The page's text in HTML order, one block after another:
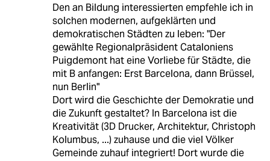
Den an Bildung interessierten empfehle ich in
solchen modernen, aufgeklärten und
demokratischen Städten zu leben: "Der
gewählte Regionalpräsident Cataloniens
Puigdemont hat eine Vorliebe für Städte, die
mit B anfangen: Erst Barcelona, dann Brüssel,
nun Berlin"
Dort wird die Geschichte der Demokratie und
die Zukunft gestaltet? In Barcelona ist die
Kreativität (3D Drucker, Architektur, Christoph
Kolumbus, ...) zuhause und die viel Völker
Gemeinde zuhauf integriert! Dort wurde die